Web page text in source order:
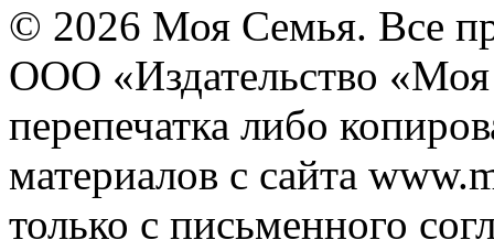
© 2026 Моя Семья. Все
ООО «Издательство
перепечатка либо
материалов с сайта
только с письменного